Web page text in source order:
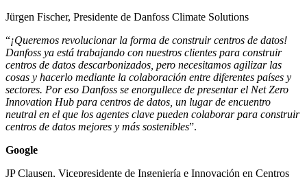
Jürgen Fischer, Presidente de Danfoss Climate Solutions
“¡Queremos revolucionar la forma de construir centros de datos!
Danfoss ya está trabajando con nuestros clientes para construir
centros de datos descarbonizados, pero necesitamos agilizar las
cosas y hacerlo mediante la colaboración entre diferentes países y
sectores. Por eso Danfoss se enorgullece de presentar el Net Zero
Innovation Hub para centros de datos, un lugar de encuentro
neutral en el que los agentes clave pueden colaborar para construir
centros de datos mejores y más sostenibles”.
Google
JP Clausen, Vicepresidente de Ingeniería e Innovación en Centros